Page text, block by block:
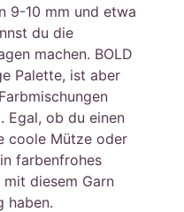
9-10 mm und etwa
du die
machen. BOLD
Palette, ist aber
Egal, ob du einen
coole Mütze oder
farbenfrohes
diesem Garn
haben.